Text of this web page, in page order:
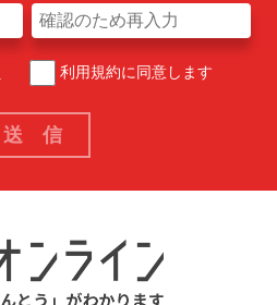
利用規約に同意します